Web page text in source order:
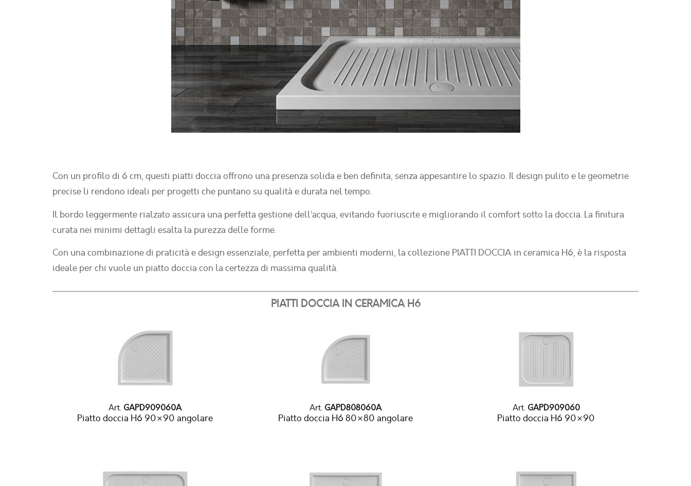
Con un profilo di 6 cm, questi piatti doccia offrono una presenza solida e ben definita, senza appesantire lo spazio. Il design pulito e le geometrie
precise li rendono ideali per progetti che puntano su qualità e durata nel tempo.
Il bordo leggermente rialzato assicura una perfetta gestione dell’acqua, evitando fuoriuscite e migliorando il comfort sotto la doccia. La finitura
curata nei minimi dettagli esalta la purezza delle forme.
Con una combinazione di praticità e design essenziale, perfetta per ambienti moderni, la collezione PIATTI DOCCIA in ceramica H6, è la risposta
ideale per chi vuole un piatto doccia con la certezza di massima qualità.
PIATTI DOCCIA IN CERAMICA H6
Art. GAPD909060A
Piatto doccia H6 90×90 angolare
Art. GAPD808060A
Piatto doccia H6 80×80 angolare
Art. GAPD909060
Piatto doccia H6 90×90